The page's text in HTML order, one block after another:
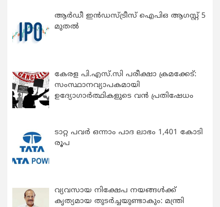
ആർഡീ ഇൻഡസ്ട്രീസ് ഐപിഒ ആഗസ്റ്റ് 5
മുതൽ
കേരള പി.എസ്.സി പരീക്ഷാ ക്രമക്കേട്:
സംസ്ഥാനവ്യാപകമായി
ഉദ്യോഗാര്‍ത്ഥികളുടെ വന്‍ പ്രതിഷേധം
ടാറ്റ പവർ ഒന്നാം പാദ ലാഭം 1,401 കോടി
രൂപ
വ്യവസായ നിക്ഷേപ നയങ്ങള്‍ക്ക്
കൃത്യമായ തുടര്‍ച്ചയുണ്ടാകും: മന്ത്രി